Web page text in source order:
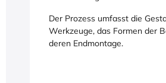
Der Prozess umfasst die
Werkzeuge, das Formen der
deren Endmontage.